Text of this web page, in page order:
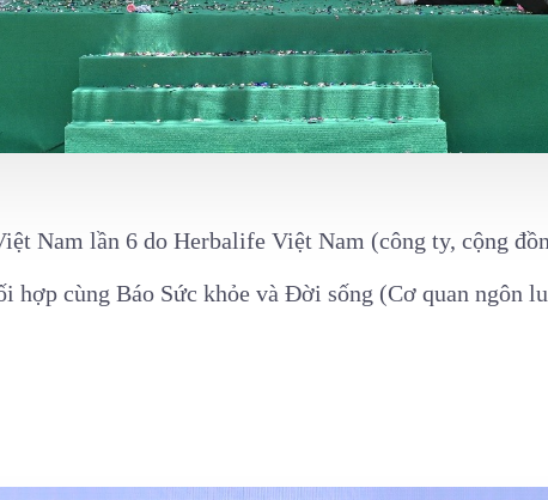
Nam lần 6 do Herbalife Việt Nam (công ty, cộng
hợp cùng Báo Sức khỏe và Đời sống (Cơ quan ngôn